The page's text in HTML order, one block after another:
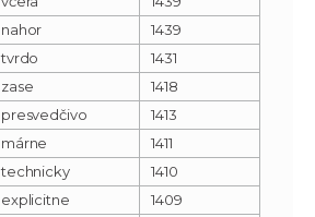
nahor
1439
tvrdo
1431
zase
1418
presvedčivo
1413
márne
1411
technicky
1410
explicitne
1409